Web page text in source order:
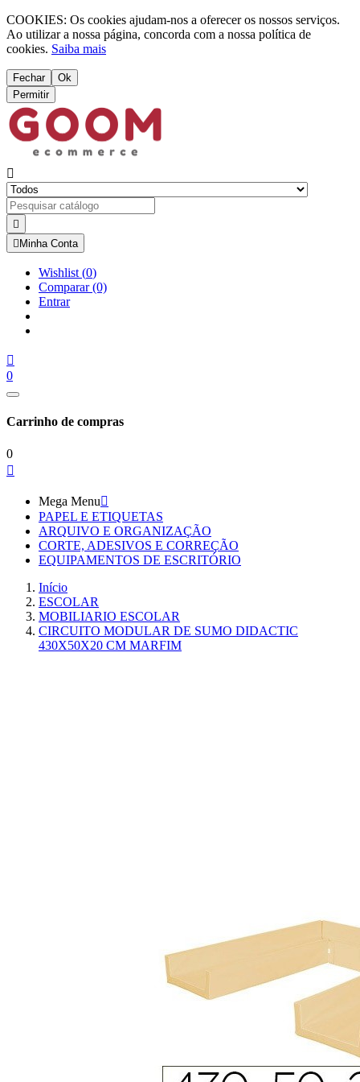
COOKIES: Os cookies ajudam-nos a oferecer os nossos serviços.
Ao utilizar a nossa página, concorda com a nossa política de
cookies. Saiba mais
Fechar
Ok
Permitir


 Minha Conta
Wishlist (0)
Comparar(0)
Entrar

0
Carrinho de compras
0

Mega Menu
PAPEL E ETIQUETAS
ARQUIVO E ORGANIZAÇÃO
CORTE, ADESIVOS E CORREÇÃO
EQUIPAMENTOS DE ESCRITÓRIO
Início
ESCOLAR
MOBILIARIO ESCOLAR
CIRCUITO MODULAR DE SUMO DIDACTIC
430X50X20 CM MARFIM